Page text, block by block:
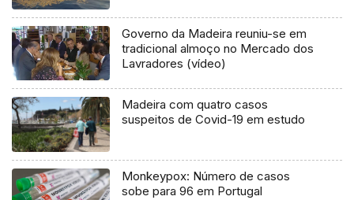
Governo da Madeira reuniu-se em
tradicional almoço no Mercado dos
Lavradores (vídeo)
Madeira com quatro casos
suspeitos de Covid-19 em estudo
Monkeypox: Número de casos
sobe para 96 em Portugal